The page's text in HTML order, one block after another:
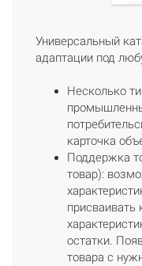
Универсальный
адаптации под
Несколько
карточка
Поддержка
товар):
остатки.
товара с